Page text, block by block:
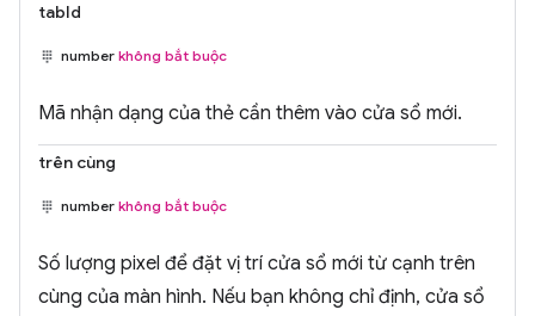
tabId
number không bắt buộc
Mã nhận dạng của thẻ cần thêm vào cửa sổ mới.
trên cùng
number không bắt buộc
Số lượng pixel để đặt vị trí cửa sổ mới từ cạnh trên
cùng của màn hình. Nếu bạn không chỉ định, cửa sổ